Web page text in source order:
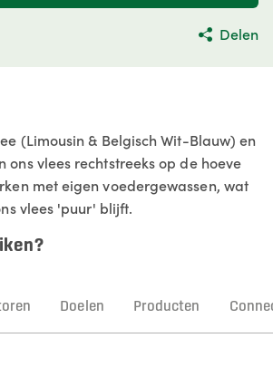
Delen
(Limousin & Belgisch Wit-Blauw) en
ons vlees rechtstreeks op de hoeve
met eigen voedergewassen, wat
vlees 'puur' blijft.
Doelen Producten